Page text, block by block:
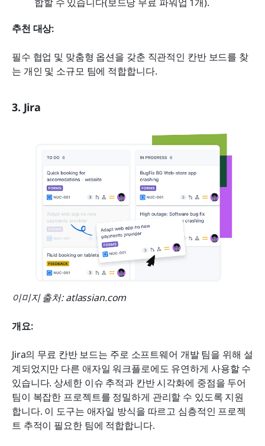
합할 수 있습니다(보드당 무료 파워업 1개).
추천 대상:
필수 협업 및 맞춤형 옵션을 갖춘 직관적인 칸반 보드를 찾
는 개인 및 소규모 팀에 적합합니다.
3. Jira
이미지 출처: atlassian.com
개요:
Jira의 무료 칸반 보드는 주로 소프트웨어 개발 팀을 위해 설
계되었지만 다른 애자일 워크플로에도 유연하게 사용할 수
있습니다. 상세한 이슈 추적과 칸반 시각화에 중점을 두어
팀이 복잡한 프로젝트를 정밀하게 관리할 수 있도록 지원
합니다. 이 도구는 애자일 방식을 따르고 심층적인 프로젝
트 추적이 필요한 팀에 적합합니다.